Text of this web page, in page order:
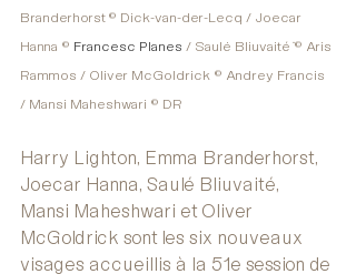
Branderhorst © Dick-van-der-Lecq / Joecar
Hanna © Francesc Planes / Saulė Bliuvaité ̇© Aris
Rammos / Oliver McGoldrick © Andrey Francis
/ Mansi Maheshwari © DR
Harry Lighton, Emma Branderhorst,
Joecar Hanna, Saulé Bliuvaité,
Mansi Maheshwari et Oliver
McGoldrick sont les six nouveaux
visages accueillis à la 51e session de